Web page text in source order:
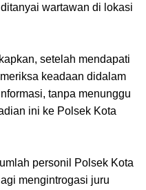
wartawan di lokasi
setelah mendapati
keadaan didalam
tanpa menunggu
ini ke Polsek Kota
personil Polsek Kota
mengintrogasi juru